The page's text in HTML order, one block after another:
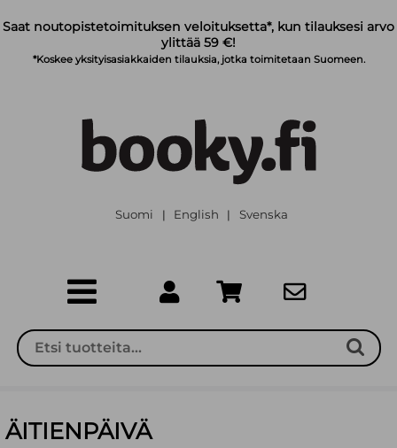
Saat noutopistetoimituksen veloituksetta*, kun tilauksesi arvo
ylittää 59 €!
*Koskee yksityisasiakkaiden tilauksia, jotka toimitetaan Suomeen.
Suomi | English | Svenska
ÄITIENPÄIVÄ